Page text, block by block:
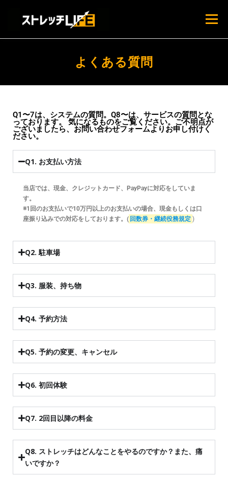
メニュー
はじめての方へ 料金プラン
店舗情報・アクセス お問い合わせ
よくある質問
Q1〜7は、システムの質問。Q8〜は、サービスの質問とな
っております。 気になるものをご覧ください。ご不明点が
ございましたら、お問い合わせフォームよりお申し付けく
ださい。
Q1. お支払い方法
当店では、現金、クレジットカード、PayPayに対応をしていま
す。
※1回のお支払いで10万円以上のお支払いの場合、現金もしくは口
座振り込みでの対応をしております。( 回数券・継続役務規定 )
Q2. 駐車場
Q3. 服装、持ち物
Q4. 予約方法
Q5. 予約の変更、キャンセル
Q6. 初回体験
Q7. 2回目以降の料金
Q8. ストレッチはどんなことをやるのですか？また、痛
いですか？